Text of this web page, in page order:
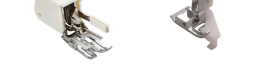
$16.990.$12.990.